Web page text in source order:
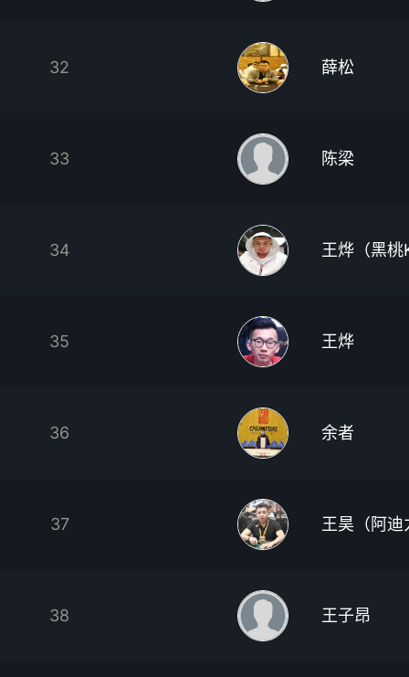
32 薛松
33 陈梁
34 王烨（黑桃
35 王烨
36 余者
37 王昊（阿迪
38 王子昂